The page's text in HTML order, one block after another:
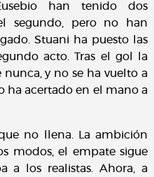
han tenido dos
segundo, pero no han
Stuani ha puesto las
acto. Tras el gol la
y no se ha vuelto a
ha acertado en el mano a
no llena. La ambición
modos, el empate sigue
a los realistas. Ahora, a